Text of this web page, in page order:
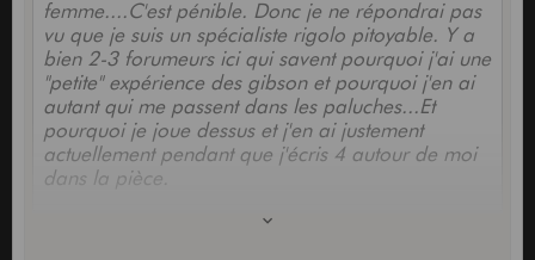
femme....C'est pénible. Donc je ne répondrai pas
vu que je suis un spécialiste rigolo pitoyable. Y a
bien 2-3 forumeurs ici qui savent pourquoi j'ai une
"petite" expérience des gibson et pourquoi j'en ai
autant qui me passent dans les paluches...Et
pourquoi je joue dessus et j'en ai justement
actuellement pendant que j'écris 4 autour de moi
dans la pièce.
tu dois avoir raison, payer 2000 euros en